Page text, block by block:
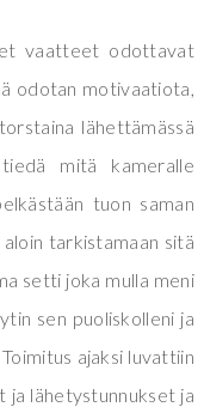
vaatteet odottavat
odotan motivaatiota,
lähettämässä
mitä kameralle
tuon saman
tarkistamaan sitä
setti joka mulla meni
sen puoliskolleni ja
Toimitus ajaksi luvattiin
ja lähetystunnukset ja